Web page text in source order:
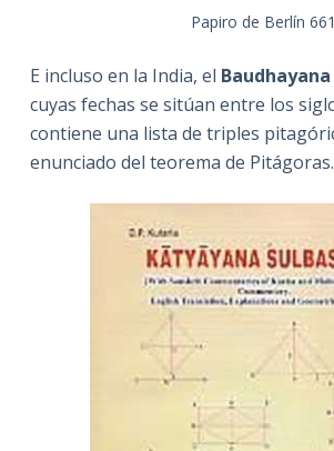
Papiro de Berlín
E incluso en la India, el
cuyas fechas se sitúan entre los
contiene una lista de triples
enunciado del teorema de Pitágoras.